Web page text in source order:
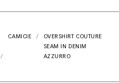
CAMICIE
OVERSHIRT COUTURE
SEAM IN DENIM
AZZURRO